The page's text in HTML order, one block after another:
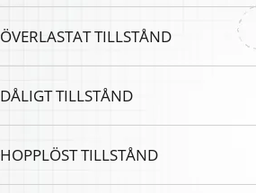
ÖVERLASTAT TILLSTÅND
DÅLIGT TILLSTÅND
HOPPLÖST TILLSTÅND